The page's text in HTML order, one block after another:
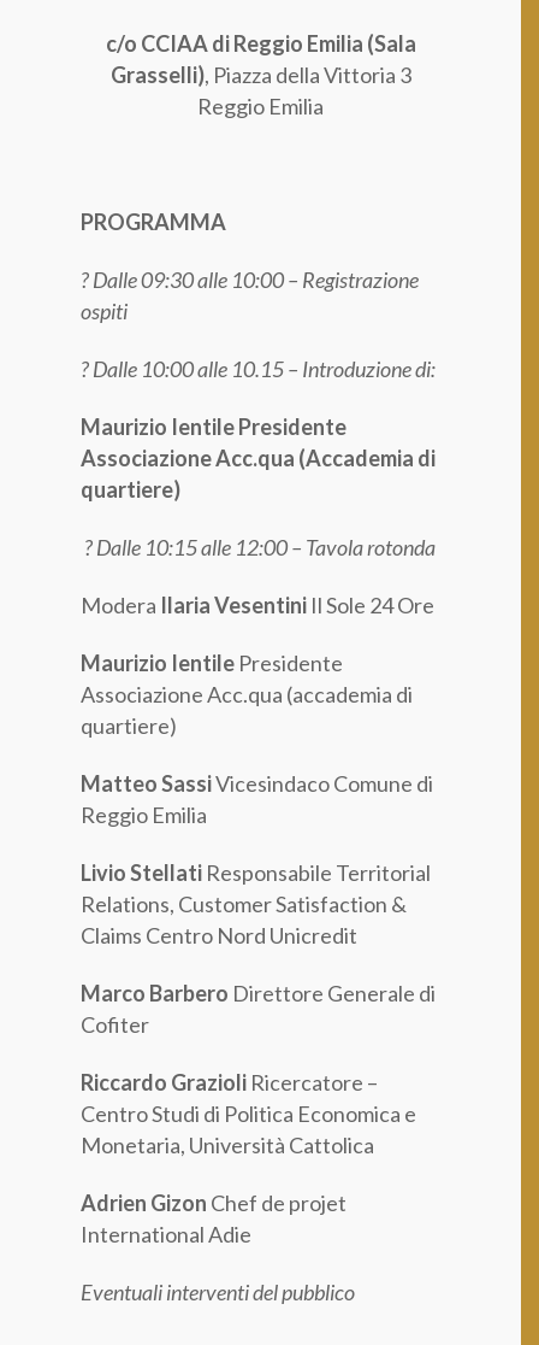
c/o CCIAA di Reggio Emilia (Sala
Grasselli), Piazza della Vittoria 3
Reggio Emilia
PROGRAMMA
? Dalle 09:30 alle 10:00 – Registrazione
ospiti
?Dalle10:00 alle 10.15 – Introduzionedi:
Maurizio Ientile Presidente
Associazione Acc.qua (Accademia di
quartiere)
?Dalle10:15 alle 12:00 – Tavola rotonda
Modera Ilaria VesentiniIl Sole 24 Ore
Maurizio Ientile Presidente
Associazione Acc.qua (accademia di
quartiere)
Matteo SassiVicesindaco Comune di
Reggio Emilia
Livio Stellati Responsabile Territorial
Relations, Customer Satisfaction &
Claims Centro Nord Unicredit
Marco Barbero Direttore Generale di
Cofiter
Riccardo Grazioli Ricercatore –
Centro Studi di Politica Economica e
Monetaria, Università Cattolica
Adrien Gizon Chef de projet
International Adie
Eventuali interventi del pubblico